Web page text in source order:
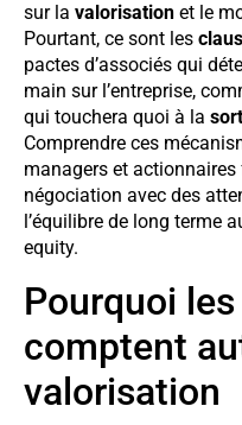
sur la valorisation et le
Pourtant, ce sont les
pactes d’associés qui
main sur l’entreprise,
qui touchera quoi à la
Comprendre ces
managers et actionnaires
négociation avec des
l’équilibre de long terme
equity.
Pourquoi
comptent
valorisation